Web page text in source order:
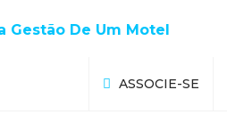
Gestão De Um Motel
ASSOCIE-SE